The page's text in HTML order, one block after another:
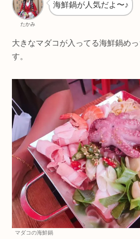
たかみ
海鮮鍋が人気だよ〜♪
大きなマダコが入ってる海鮮鍋め
す。
マダコの海鮮鍋